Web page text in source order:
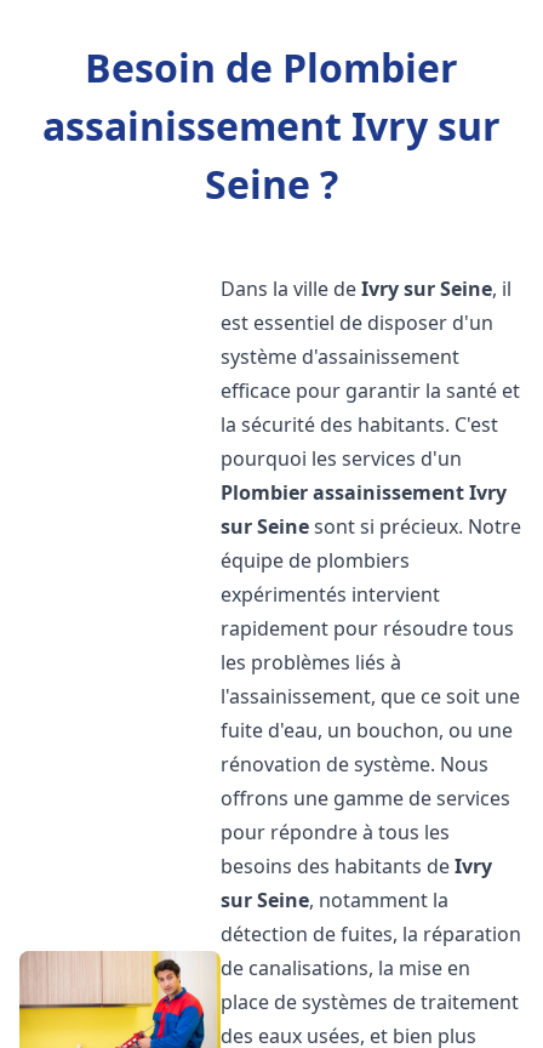
Besoin de Plombier
assainissement Ivry sur
Seine ?
Dans la ville deIvry sur Seine, il
est essentiel de disposer d'un
système d'assainissement
efficace pour garantir la santé et
la sécurité des habitants. C'est
pourquoi les services d'un
Plombier assainissementIvry
sur Seinesont si précieux. Notre
équipe de plombiers
expérimentés intervient
rapidement pour résoudre tous
les problèmes liés à
l'assainissement, que ce soit une
fuite d'eau, un bouchon, ou une
rénovation de système. Nous
offrons une gamme de services
pour répondre à tous les
besoins des habitants deIvry
sur Seine, notamment la
détection de fuites, la réparation
de canalisations, la mise en
place de systèmes de traitement
des eaux usées, et bien plus